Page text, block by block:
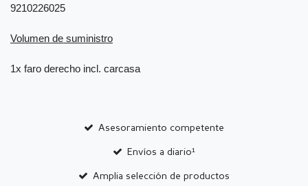
9210226025
Volumen de suministro
1x faro derecho incl. carcasa
Asesoramiento competente
Envíos a diario¹
Amplia selección de productos